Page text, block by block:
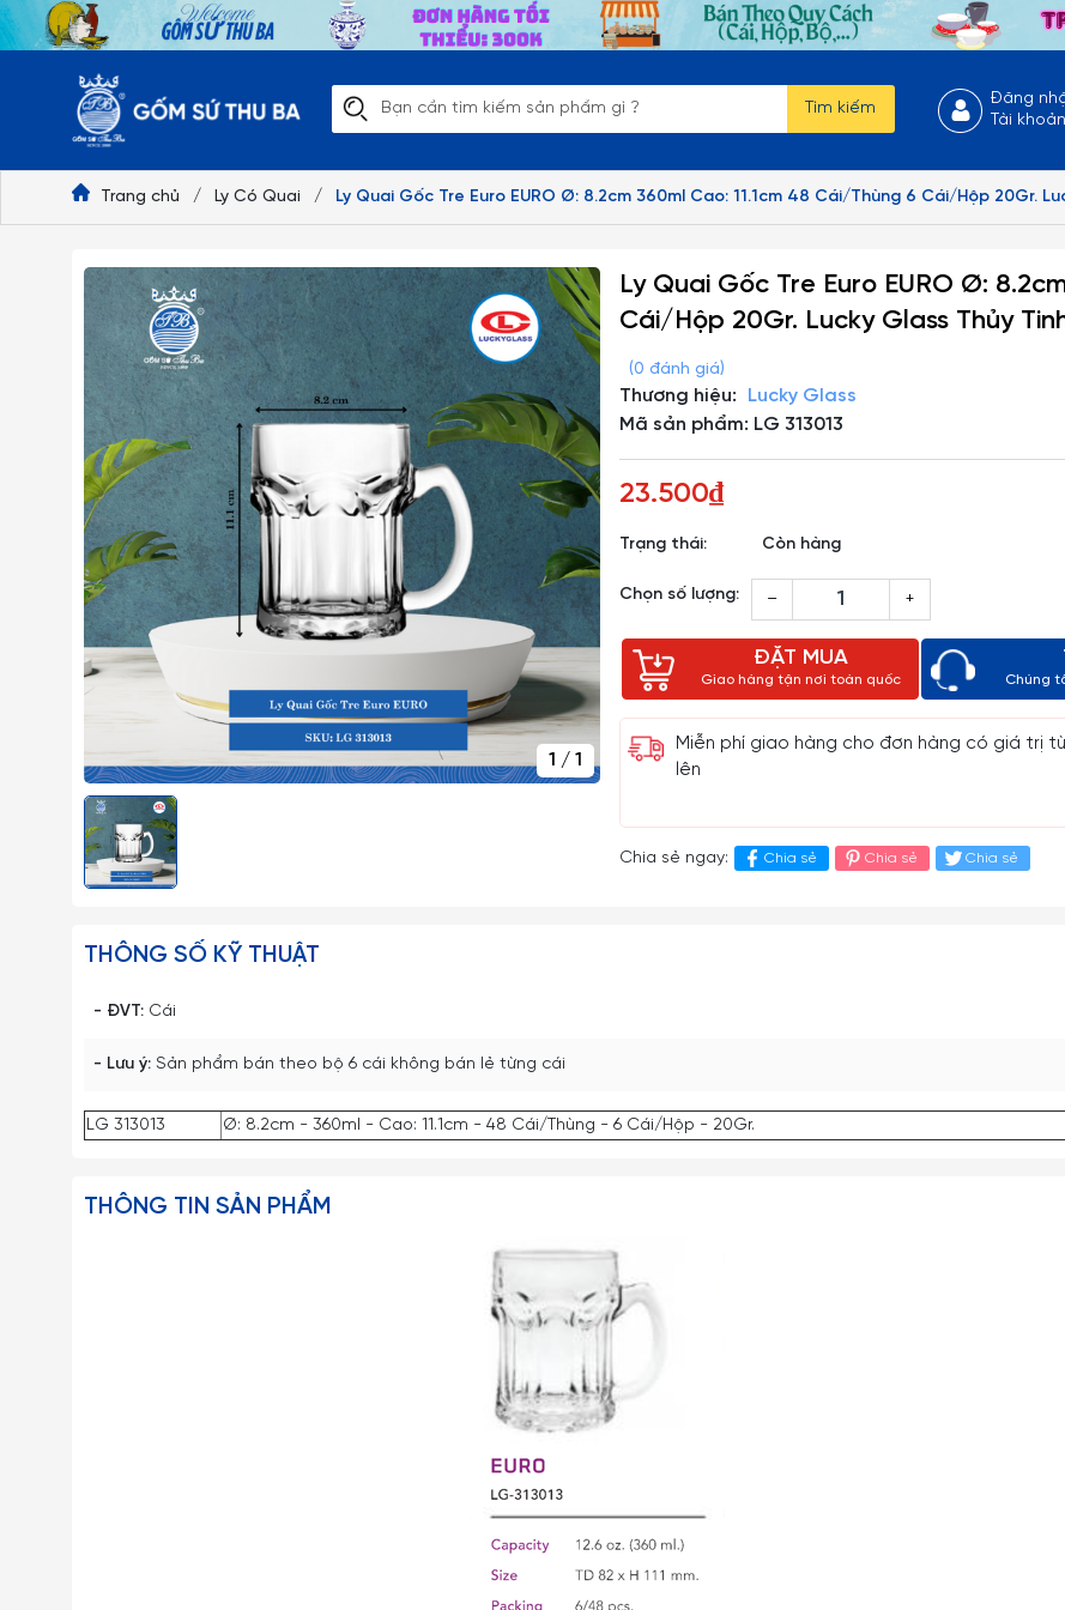
Tìm kiếm
Đăng
Tài
Trang chủ / Ly Có Quai / Ly Quai Gốc Tre Euro EURO Ø: 8.2cm 360ml Cao: 11.1cm 48 Cái/Thùng 6 Cái/Hộp 20Gr.
1 /1
Ly Quai Gốc Tre Euro EURO Ø:
Cái/Hộp 20Gr. Lucky Glass Thủy
(0 đánh giá)
Thương hiệu:
Lucky Glass
Mã sản phẩm: LG 313013
23.500₫
Trạng thái: Còn hàng
Chọn số lượng: – +
ĐẶT MUA
Giao hàng tận nơi toàn quốc Chúng
Miễn phí giao hàng cho đơn hàng có giá trị
lên
Chia sẻ ngay: Chia sẻ Chia sẻ Chia sẻ
THÔNG SỐ KỸ THUẬT
- ĐVT: Cái
- Lưu ý: Sản phẩm bán theo bộ 6 cái không bán lẻ từng cái
LG 313013 Ø: 8.2cm - 360ml - Cao: 11.1cm - 48 Cái/Thùng - 6 Cái/Hộp - 20Gr.
THÔNG TIN SẢN PHẨM